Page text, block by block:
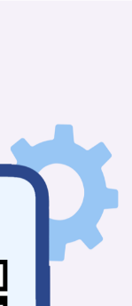
免费创建